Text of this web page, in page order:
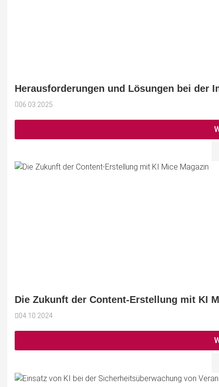
Herausforderungen und Lösungen bei der
06.03.2025
Die Zukunft der Content-Erstellung mit KI
04.10.2024